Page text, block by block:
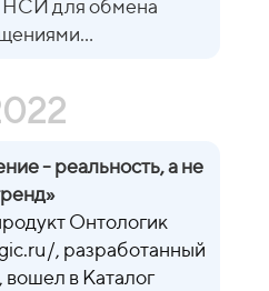
НСИ для обмена
- реальность, а не
Онтологик
, разработанный
в Каталог